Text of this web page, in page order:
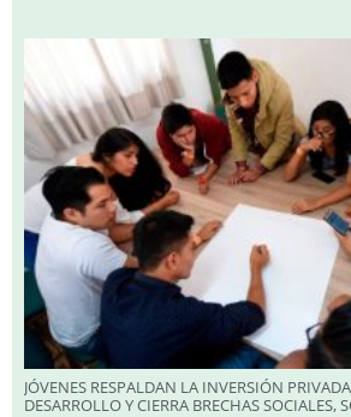
JÓVENES RESPALDAN LA INVERSIÓN
DESARROLLO Y CIERRA BRECHAS SOCIALES,